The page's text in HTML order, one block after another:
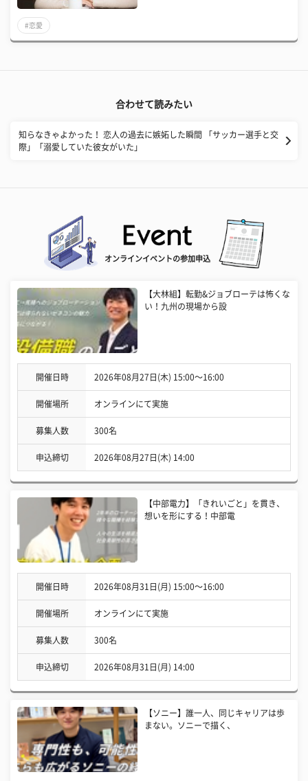
#恋愛
合わせて読みたい
知らなきゃよかった！ 恋人の過去に嫉妬した瞬間 「サッカー選手と交
際」「溺愛していた彼女がいた」
オンラインイベントの参加申込
【大林組】転勤&ジョブローテは怖くな
い！九州の現場から設
開催日時 2026年08月27日(木) 15:00〜16:00
開催場所 オンラインにて実施
募集人数 300名
申込締切 2026年08月27日(木) 14:00
【中部電力】「きれいごと」を貫き、
想いを形にする！中部電
開催日時 2026年08月31日(月) 15:00〜16:00
開催場所 オンラインにて実施
募集人数 300名
申込締切 2026年08月31日(月) 14:00
【ソニー】誰一人、同じキャリアは歩
まない。ソニーで描く、